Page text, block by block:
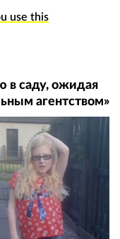
use this
в саду, ожидая
агентством»